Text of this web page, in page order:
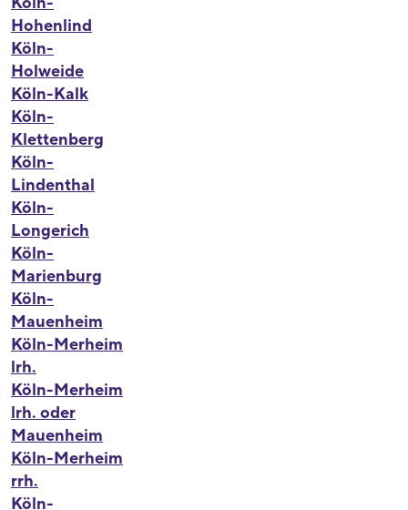
Hohenlind
Köln-
Holweide
Köln-Kalk
Köln-
Klettenberg
Köln-
Lindenthal
Köln-
Longerich
Köln-
Marienburg
Köln-
Mauenheim
Köln-Merheim
lrh.
Köln-Merheim
lrh. oder
Mauenheim
Köln-Merheim
rrh.
Köln-